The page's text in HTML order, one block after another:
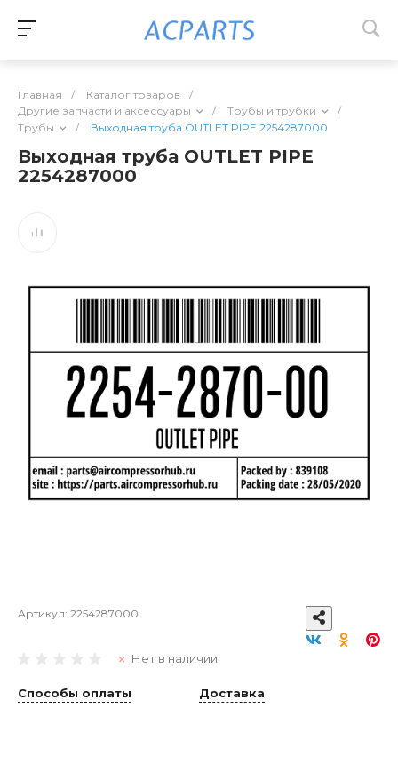
Главная / Каталог товаров
/
Другие запчасти и аксессуары
/ Трубы и трубки
/
Трубы
/ Выходная труба OUTLET PIPE 2254287000
Выходная труба OUTLET PIPE
2254287000
Артикул: 2254287000
Нет в наличии
Способы оплаты Доставка